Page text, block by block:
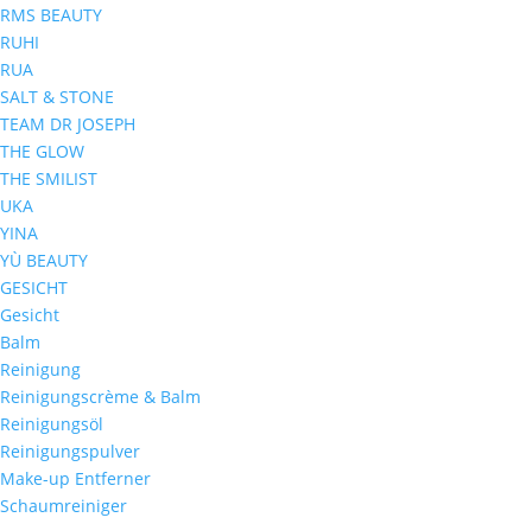
RMS BEAUTY
RUHI
RUA
SALT & STONE
TEAM DR JOSEPH
THE GLOW
THE SMILIST
UKA
YINA
YÙ BEAUTY
GESICHT
Gesicht
Balm
Reinigung
Reinigungscrème & Balm
Reinigungsöl
Reinigungspulver
Make-up Entferner
Schaumreiniger